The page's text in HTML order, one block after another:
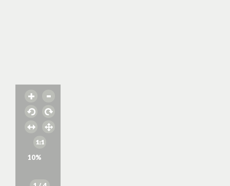
10%